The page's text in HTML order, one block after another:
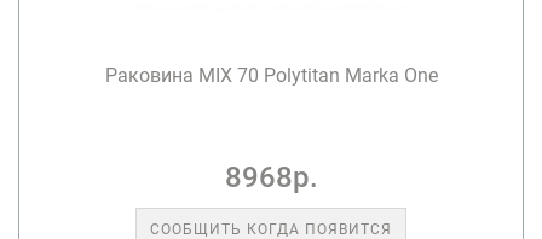
Раковина MIX 70 Polytitan Marka One
8968р.
СООБЩИТЬ КОГДА ПОЯВИТСЯ